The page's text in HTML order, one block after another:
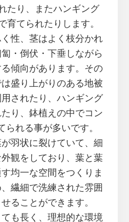
たり、またハンギング
育てられたりします。
性、茎はよく枝分かれ
・倒伏・下垂しながら
傾向があります。その
盛り上がりのある地被
されたり、ハンギング
り、鉢植えの中でコン
られる事が多いです。
羽状に裂けていて、細
観をしており、葉と葉
均一な空間をつくりま
繊細で洗練された雰囲
ることができます。
も長く、理想的な環境